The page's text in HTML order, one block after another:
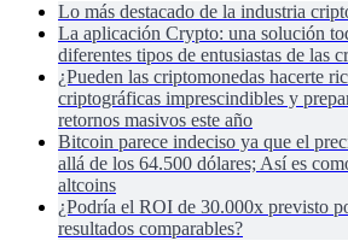
Lo más destacado de la industria
La aplicación Crypto: una solución
diferentes tipos de entusiastas de las
¿Pueden las criptomonedas hacerte
criptográficas imprescindibles y
retornos masivos este año
Bitcoin parece indeciso ya que el
allá de los 64.500 dólares; Así es
altcoins
¿Podría el ROI de 30.000x previsto
resultados comparables?